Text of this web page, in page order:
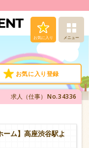
お気に入り メニュー
お気に入り登録
求人（仕事） No.34336
ーム】高座渋谷駅よ